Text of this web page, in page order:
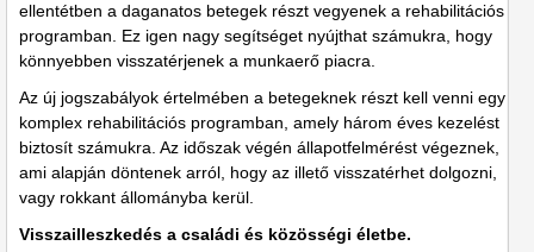
ellentétben a daganatos betegek részt vegyenek a rehabilitációs
programban. Ez igen nagy segítséget nyújthat számukra, hogy
könnyebben visszatérjenek a munkaerő piacra.
Az új jogszabályok értelmében a betegeknek részt kell venni egy
komplex rehabilitációs programban, amely három éves kezelést
biztosít számukra. Az időszak végén állapotfelmérést végeznek,
ami alapján döntenek arról, hogy az illető visszatérhet dolgozni,
vagy rokkant állományba kerül.
Visszailleszkedés a családi és közösségi életbe.